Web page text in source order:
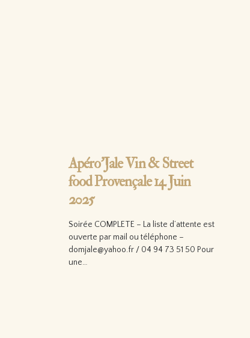
Apéro’Jale Vin & Street
food Provençale 14 Juin
2025
Soirée COMPLETE – La liste d’attente est
ouverte par mail ou téléphone –
domjale@yahoo.fr / 04 94 73 51 50 Pour
une…